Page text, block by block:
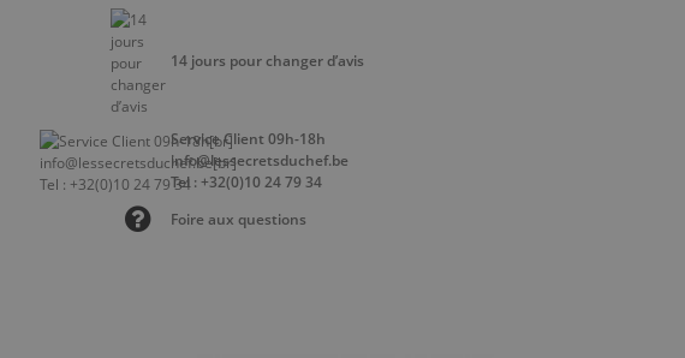
14 jours pour changer d’avis
Service Client 09h-18h
info@lessecretsduchef.be
Tel : +32(0)10 24 79 34
Foire aux questions